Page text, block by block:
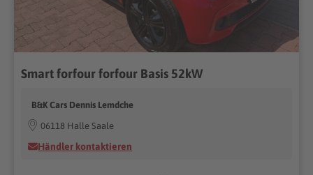
Smart forfour forfour Basis 52kW
B&K Cars Dennis Lemdche
06118 Halle Saale
Händler kontaktieren